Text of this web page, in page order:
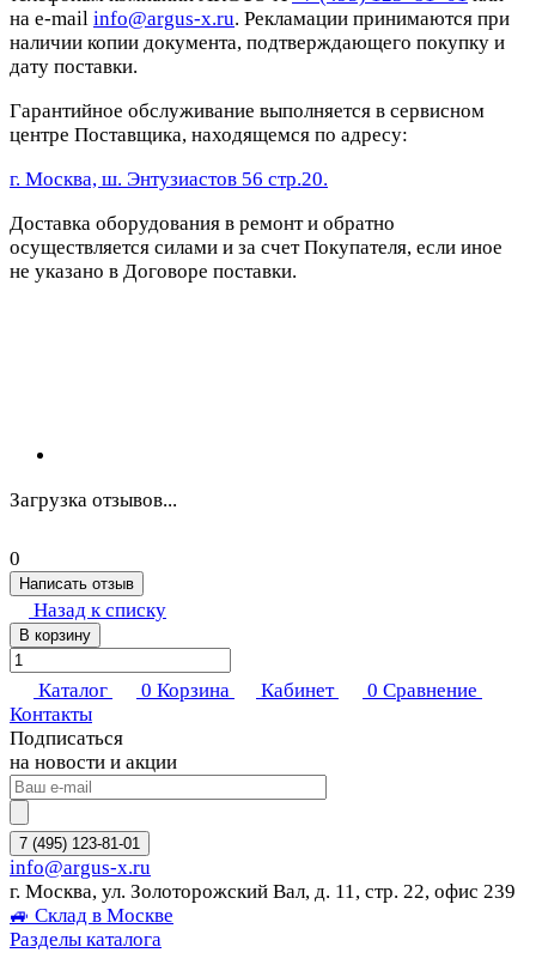
на e-mail info@argus-x.ru. Рекламации принимаются при
наличии копии документа, подтверждающего покупку и
дату поставки.
Гарантийное обслуживание выполняется в сервисном
центре Поставщика, находящемся по адресу:
г. Москва, ш. Энтузиастов 56 стр.20.
Доставка оборудования в ремонт и обратно
осуществляется силами и за счет Покупателя, если иное
не указано в Договоре поставки.
Загрузка отзывов...
0
Написать отзыв
Назад к списку
В корзину
Каталог 0 Корзина Кабинет 0 Сравнение
Контакты
Подписаться
на новости и акции
7 (495) 123-81-01
info@argus-x.ru
г. Москва, ул. Золоторожский Вал, д. 11, стр. 22, офис 239
🚙 Склад в Москве
Разделы каталога